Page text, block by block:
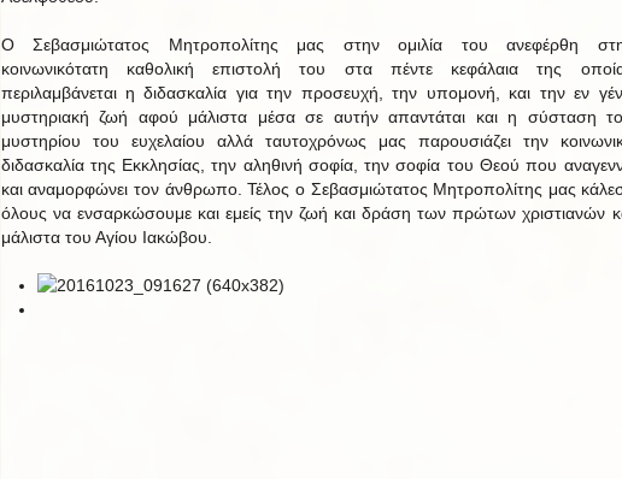
Ο Σεβασμιώτατος Μητροπολίτης μας στην ομιλία του ανεφέρθη
κοινωνικότατη καθολική επιστολή του στα πέντε κεφάλαια της
περιλαμβάνεται η διδασκαλία για την προσευχή, την υπομονή, και την εν
μυστηριακή ζωή αφού μάλιστα μέσα σε αυτήν απαντάται και η σύσταση
μυστηρίου του ευχελαίου αλλά ταυτοχρόνως μας παρουσιάζει την
διδασκαλία της Εκκλησίας, την αληθινή σοφία, την σοφία του Θεού που
και αναμορφώνει τον άνθρωπο. Τέλος ο Σεβασμιώτατος Μητροπολίτης μας
όλους να ενσαρκώσουμε και εμείς την ζωή και δράση των πρώτων χριστιανών
μάλιστα του Αγίου Ιακώβου.